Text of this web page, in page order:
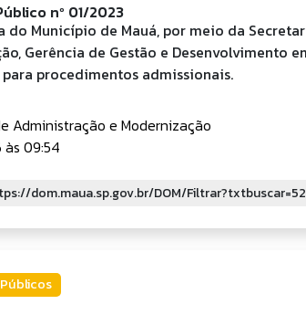
nº 01/2023
do Município de Mauá, por meio da
Gerência de Gestão e Desenvolvimento
procedimentos admissionais.
Administração e Modernização
09:54